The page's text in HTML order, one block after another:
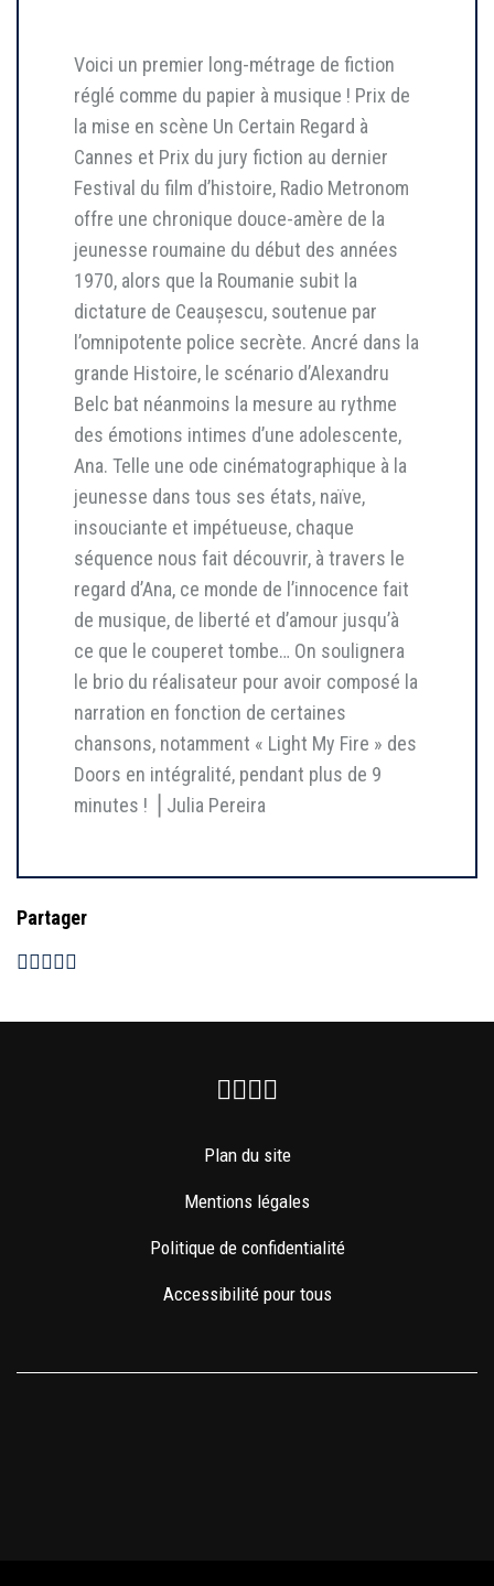
Voici un premier long-métrage de fiction
réglé comme du papier à musique ! Prix de
la mise en scène Un Certain Regard à
Cannes et Prix du jury fiction au dernier
Festival du film d’histoire, Radio Metronom
offre une chronique douce-amère de la
jeunesse roumaine du début des années
1970, alors que la Roumanie subit la
dictature de Ceaușescu, soutenue par
l’omnipotente police secrète. Ancré dans la
grande Histoire, le scénario d’Alexandru
Belc bat néanmoins la mesure au rythme
des émotions intimes d’une adolescente,
Ana. Telle une ode cinématographique à la
jeunesse dans tous ses états, naïve,
insouciante et impétueuse, chaque
séquence nous fait découvrir, à travers le
regard d’Ana, ce monde de l’innocence fait
de musique, de liberté et d’amour jusqu’à
ce que le couperet tombe… On soulignera
le brio du réalisateur pour avoir composé la
narration en fonction de certaines
chansons, notamment « Light My Fire » des
Doors en intégralité, pendant plus de 9
minutes ! ⎥ Julia Pereira
Partager
Facebook
Instagram
Youtube
Plan du site
Mentions légales
Politique de confidentialité
Accessibilité pour tous